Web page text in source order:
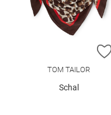
TOM TAILOR
Schal